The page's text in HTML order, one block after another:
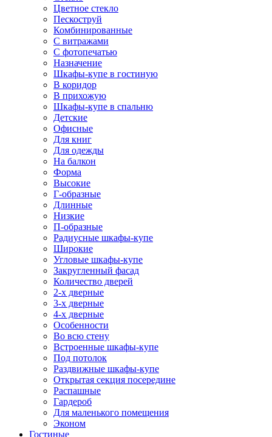
Цветное стекло
Пескоструй
Комбинированные
С витражами
С фотопечатью
Назначение
Шкафы-купе в гостиную
В коридор
В прихожую
Шкафы-купе в спальню
Детские
Офисные
Для книг
Для одежды
На балкон
Форма
Высокие
Г-образные
Длинные
Низкие
П-образные
Радиусные шкафы-купе
Широкие
Угловые шкафы-купе
Закругленный фасад
Количество дверей
2-х дверные
3-х дверные
4-х дверные
Особенности
Во всю стену
Встроенные шкафы-купе
Под потолок
Раздвижные шкафы-купе
Открытая секция посередине
Распашные
Гардероб
Для маленького помещения
Эконом
Гостиные